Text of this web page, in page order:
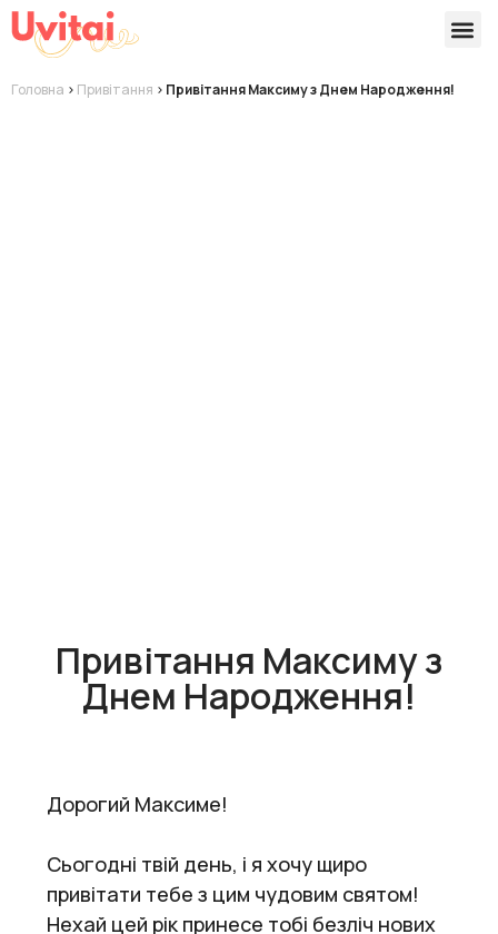
Головна > Привітання > Привітання Максиму з Днем Народження!
Привітання Максиму з
Днем Народження!
Дорогий Максиме!
Сьогодні твій день, і я хочу щиро
привітати тебе з цим чудовим святом!
Нехай цей рік принесе тобі безліч нових